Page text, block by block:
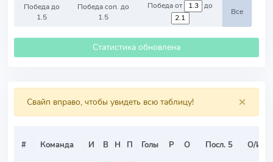
Победа до
1.5
Победа соп. до
1.5
Победа от до
Все
Статистика обновлена
×
Свайп вправо, чтобы увидеть всю таблицу!
# Команда И В Н П Голы Р О Посл. 5 О/И